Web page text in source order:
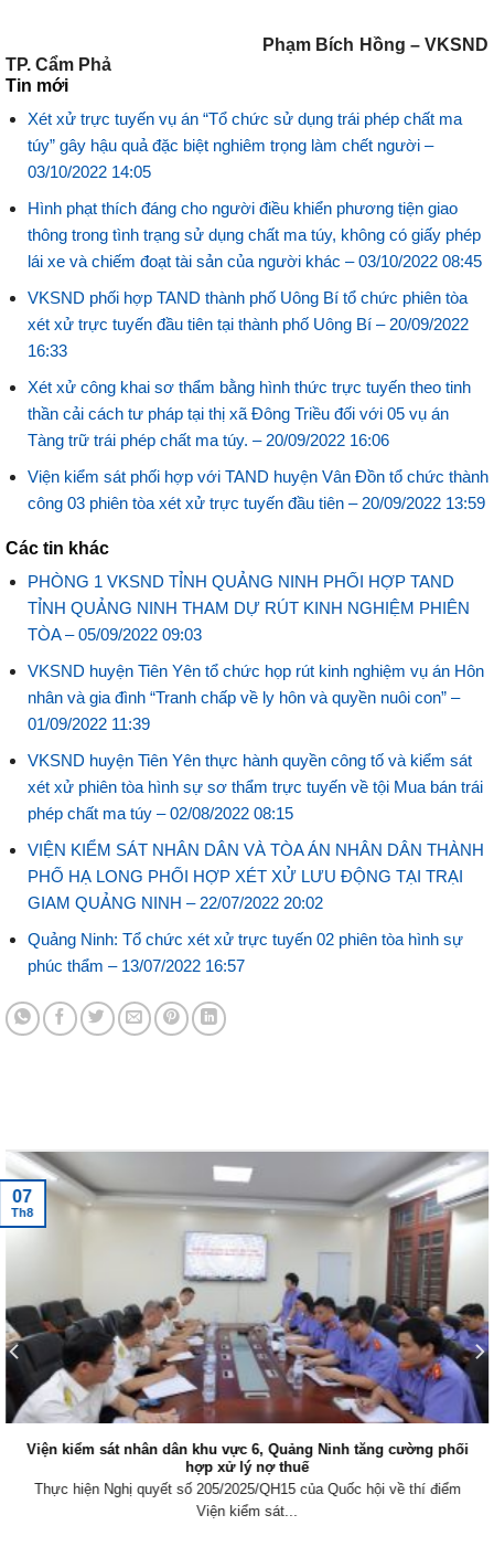
Phạm Bích Hồng – VKSND
TP. Cẩm Phả
Tin mới
Xét xử trực tuyến vụ án “Tổ chức sử dụng trái phép chất ma
túy” gây hậu quả đặc biệt nghiêm trọng làm chết người –
03/10/2022 14:05
Hình phạt thích đáng cho người điều khiển phương tiện giao
thông trong tình trạng sử dụng chất ma túy, không có giấy phép
lái xe và chiếm đoạt tài sản của người khác –03/10/2022 08:45
VKSND phối hợp TAND thành phố Uông Bí tổ chức phiên tòa
xét xử trực tuyến đầu tiên tại thành phố Uông Bí – 20/09/2022
16:33
Xét xử công khai sơ thẩm bằng hình thức trực tuyến theo tinh
thần cải cách tư pháp tại thị xã Đông Triều đối với 05 vụ án
Tàng trữ trái phép chất ma túy. – 20/09/2022 16:06
Viện kiểm sát phối hợp với TAND huyện Vân Đồn tổ chức thành
công 03 phiên tòa xét xử trực tuyến đầu tiên – 20/09/2022 13:59
Các tin khác
PHÒNG 1 VKSND TỈNH QUẢNG NINH PHỐI HỢP TAND
TỈNH QUẢNG NINH THAM DỰ RÚT KINH NGHIỆM PHIÊN
TÒA –05/09/2022 09:03
VKSND huyện Tiên Yên tổ chức họp rút kinh nghiệm vụ án Hôn
nhân và gia đình “Tranh chấp về ly hôn và quyền nuôi con” –
01/09/2022 11:39
VKSND huyện Tiên Yên thực hành quyền công tố và kiểm sát
xét xử phiên tòa hình sự sơ thẩm trực tuyến về tội Mua bán trái
phép chất ma túy –02/08/2022 08:15
VIỆN KIỂM SÁT NHÂN DÂN VÀ TÒA ÁN NHÂN DÂN THÀNH
PHỐ HẠ LONG PHỐI HỢP XÉT XỬ LƯU ĐỘNG TẠI TRẠI
GIAM QUẢNG NINH – 22/07/2022 20:02
Quảng Ninh: Tổ chức xét xử trực tuyến 02 phiên tòa hình sự
phúc thẩm – 13/07/2022 16:57
Viện kiểm sát nhân dân khu vực 6, Quảng Ninh tăng cường phối
hợp xử lý nợ thuế
Thực hiện Nghị quyết số 205/2025/QH15 của Quốc hội về thí điểm
Viện kiểm sát...
07
Th8